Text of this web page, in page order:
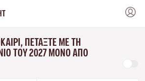
ΠΕΤΆΞΤΕ ΜΕ ΤΗ
ΤΟΥ 2027 ΜΌΝΟ ΑΠΌ